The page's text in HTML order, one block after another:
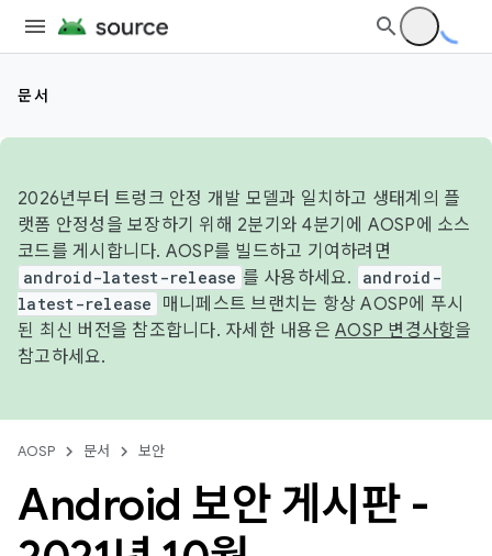
문서
2026년부터 트렁크 안정 개발 모델과 일치하고 생태계의 플
랫폼 안정성을 보장하기 위해 2분기와 4분기에 AOSP에 소스
코드를 게시합니다. AOSP를 빌드하고 기여하려면
android-latest-release 를 사용하세요.
android-
latest-release
매니페스트 브랜치는 항상 AOSP에 푸시
된 최신 버전을 참조합니다. 자세한 내용은 AOSP 변경사항을
참고하세요.
AOSP 문서 보안
Android 보안 게시판 -